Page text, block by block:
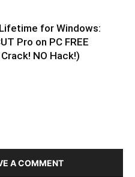
for Windows:
Pro on PC FREE
NO Hack!)
A COMMENT